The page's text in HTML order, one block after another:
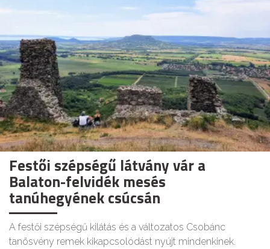
Festői szépségű látvány vár a
Balaton-felvidék mesés
tanúhegyének csúcsán
A festői szépségű kilátás és a változatos Csobánc
tanösvény remek kikapcsolódást nyújt mindenkinek.